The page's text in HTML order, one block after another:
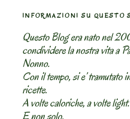
INFORMAZIONI SU QUESTO
Questo Blog era nato nel
condividere la nostra vita a
Nonno.
Con il tempo, si e’ tramutato
ricette.
A volte caloriche, a volte light.
E non solo.